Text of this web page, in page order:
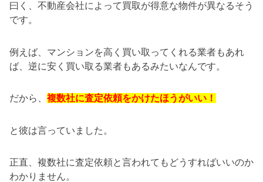
曰く、不動産会社によって買取が得意な物件が異なるそう
です。
例えば、マンションを高く買い取ってくれる業者もあれ
ば、逆に安く買い取る業者もあるみたいなんです。
だから、 複数社に査定依頼をかけたほうがいい！
と彼は言っていました。
正直、複数社に査定依頼と言われてもどうすればいいのか
わかりません。